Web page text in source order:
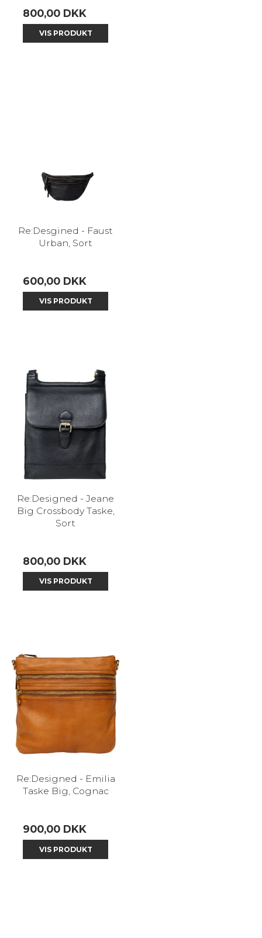
800,00 DKK
VIS PRODUKT
Re:Desgined - Faust
Urban, Sort
600,00 DKK
VIS PRODUKT
Re:Designed - Jeane
Big Crossbody Taske,
Sort
800,00 DKK
VIS PRODUKT
Re:Designed - Emilia
Taske Big, Cognac
900,00 DKK
VIS PRODUKT